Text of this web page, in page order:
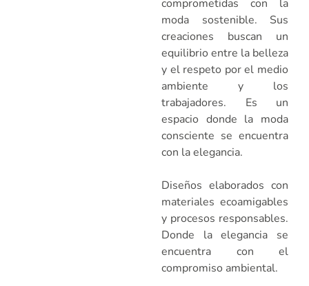
comprometidas con la
moda sostenible. Sus
creaciones buscan un
equilibrio entre la belleza
y el respeto por el medio
ambiente y los
trabajadores. Es un
espacio donde la moda
consciente se encuentra
con la elegancia.
Diseños elaborados con
materiales ecoamigables
y procesos responsables.
Donde la elegancia se
encuentra con el
compromiso ambiental.